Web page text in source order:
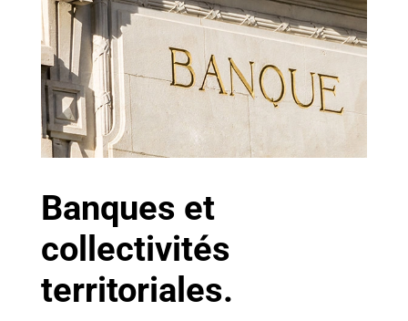
Banques et
collectivités
territoriales.